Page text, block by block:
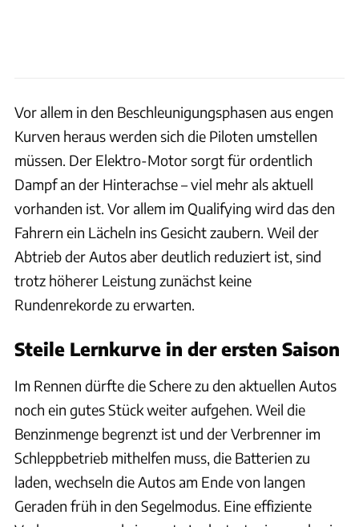
Vor allem in den Beschleunigungsphasen aus engen
Kurven heraus werden sich die Piloten umstellen
müssen. Der Elektro-Motor sorgt für ordentlich
Dampf an der Hinterachse – viel mehr als aktuell
vorhanden ist. Vor allem im Qualifying wird das den
Fahrern ein Lächeln ins Gesicht zaubern. Weil der
Abtrieb der Autos aber deutlich reduziert ist, sind
trotz höherer Leistung zunächst keine
Rundenrekorde zu erwarten.
Steile Lernkurve in der ersten Saison
Im Rennen dürfte die Schere zu den aktuellen Autos
noch ein gutes Stück weiter aufgehen. Weil die
Benzinmenge begrenzt ist und der Verbrenner im
Schleppbetrieb mithelfen muss, die Batterien zu
laden, wechseln die Autos am Ende von langen
Geraden früh in den Segelmodus. Eine effiziente